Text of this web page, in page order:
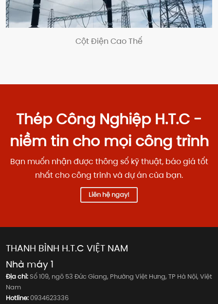
Cột Điện Cao Thế
Thép Công Nghiệp H.T.C -
niềm tin cho mọi công trình
Bạn muốn nhận được thông số kỹ thuật, báo giá tốt
nhất cho công trình và dự án của bạn.
Liên hệ ngay!
THANH BÌNH H.T.C VIỆT NAM
Nhà máy 1
Địa chỉ:Số 109, ngõ 53 Đức Giang, Phường Việt Hưng, TP Hà Nội, Việt
Nam
Hotline:0934623336